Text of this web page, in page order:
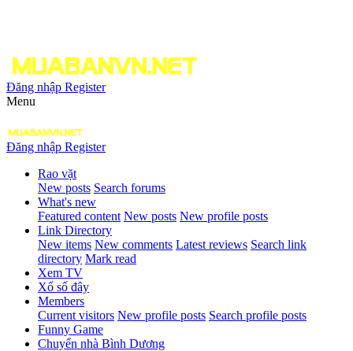
Đăng nhập Register
Menu
Đăng nhập Register
Rao vặt
New posts Search forums
What's new
Featured content New posts New profile posts
Link Directory
New items New comments Latest reviews Search link
directory Mark read
Xem TV
Xổ số đây
Members
Current visitors New profile posts Search profile posts
Funny Game
Chuyển nhà Bình Dương